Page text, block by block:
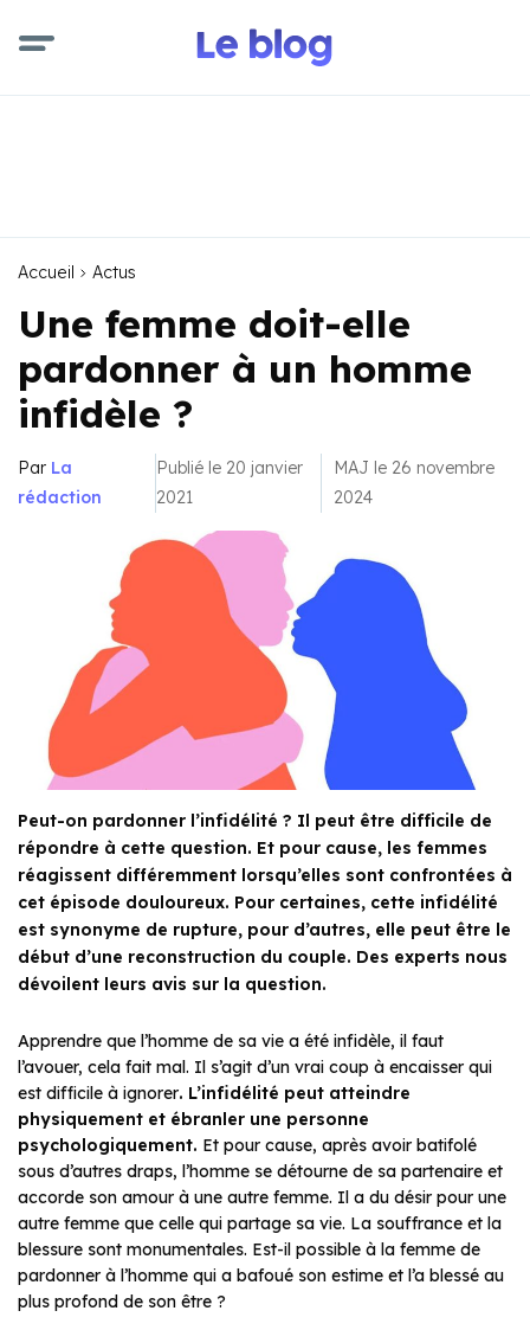
Accueil Actus
Une femme doit-elle
pardonner à un homme
infidèle ?
Par La
rédaction
Publié le 20 janvier
2021
MAJ le 26 novembre
2024
Peut-on pardonner l’infidélité ? Il peut être difficile de
répondre à cette question. Et pour cause, les femmes
réagissent différemment lorsqu’elles sont confrontées à
cet épisode douloureux. Pour certaines, cette infidélité
est synonyme de rupture, pour d’autres, elle peut être le
début d’une reconstruction du couple. Des experts nous
dévoilent leurs avis sur la question.
Apprendre que l’homme de sa vie a été infidèle, il faut
l’avouer, cela fait mal. Il s’agit d’un vrai coup à encaisser qui
est difficile à ignorer. L’infidélité peut atteindre
physiquement et ébranler une personne
psychologiquement. Et pour cause, après avoir batifolé
sous d’autres draps, l’homme se détourne de sa partenaire et
accorde son amour à une autre femme. Il a du désir pour une
autre femme que celle qui partage sa vie. La souffrance et la
blessure sont monumentales. Est-il possible à la femme de
pardonner à l’homme qui a bafoué son estime et l’a blessé au
plus profond de son être ?